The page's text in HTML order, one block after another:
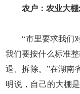
农户：农业大
“市里要求我们对
我们要按什么标准
退、拆除。”在湖南
明说，自己的大棚